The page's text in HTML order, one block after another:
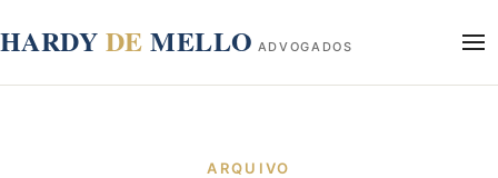
HARDY DE MELLO ADVOGADOS
ARQUIVO